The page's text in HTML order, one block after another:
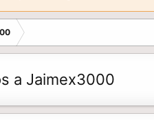
a Jaimex3000